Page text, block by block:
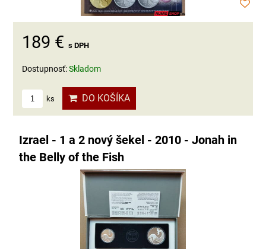
189 € s DPH
Dostupnosť:Skladom
ks DO KOŠÍKA
Izrael - 1 a 2 nový šekel - 2010 - Jonah in
the Belly of the Fish